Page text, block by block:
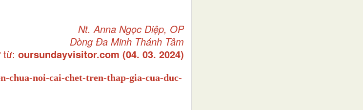
Nt. Anna Ngọc Diệp, OP
Dòng Đa Minh Thánh Tâm
từ: oursundayvisitor.com (04. 03. 2024)
chua-noi-cai-chet-tren-thap-gia-cua-duc-